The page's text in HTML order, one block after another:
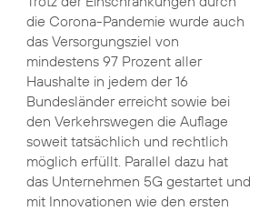
die Corona-Pandemie wurde auch
das Versorgungsziel von
mindestens 97 Prozent aller
Haushalte in jedem der 16
Bundesländer erreicht sowie bei
den Verkehrswegen die Auflage
soweit tatsächlich und rechtlich
möglich erfüllt. Parallel dazu hat
das Unternehmen 5G gestartet und
mit Innovationen wie den ersten